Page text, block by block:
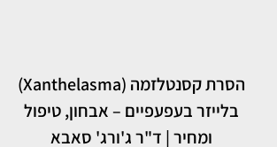
הסרת קסנטלזמה (Xanthelasma)
בלייזר בעפעפיים – אבחון, טיפול
ומחיר | ד"ר ג'ורג' סאבא